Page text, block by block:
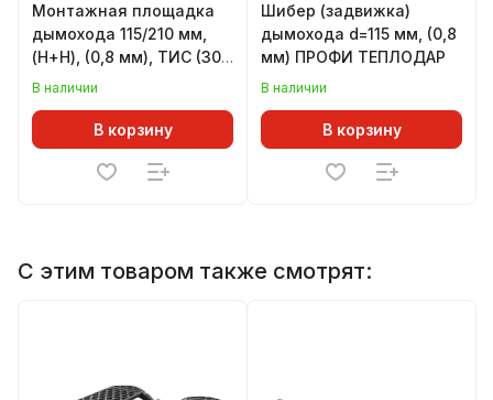
Монтажная площадка
дымохода 115/210 мм,
(Н+Н), (0,8 мм), ТИС (304
ПРЕМИУМ)
В наличии
В корзину
Шибер (задвижка)
дымохода d=115 мм, (0,8
мм) ПРОФИ ТЕПЛОДАР
В наличии
В корзину
С этим товаром также смотрят: